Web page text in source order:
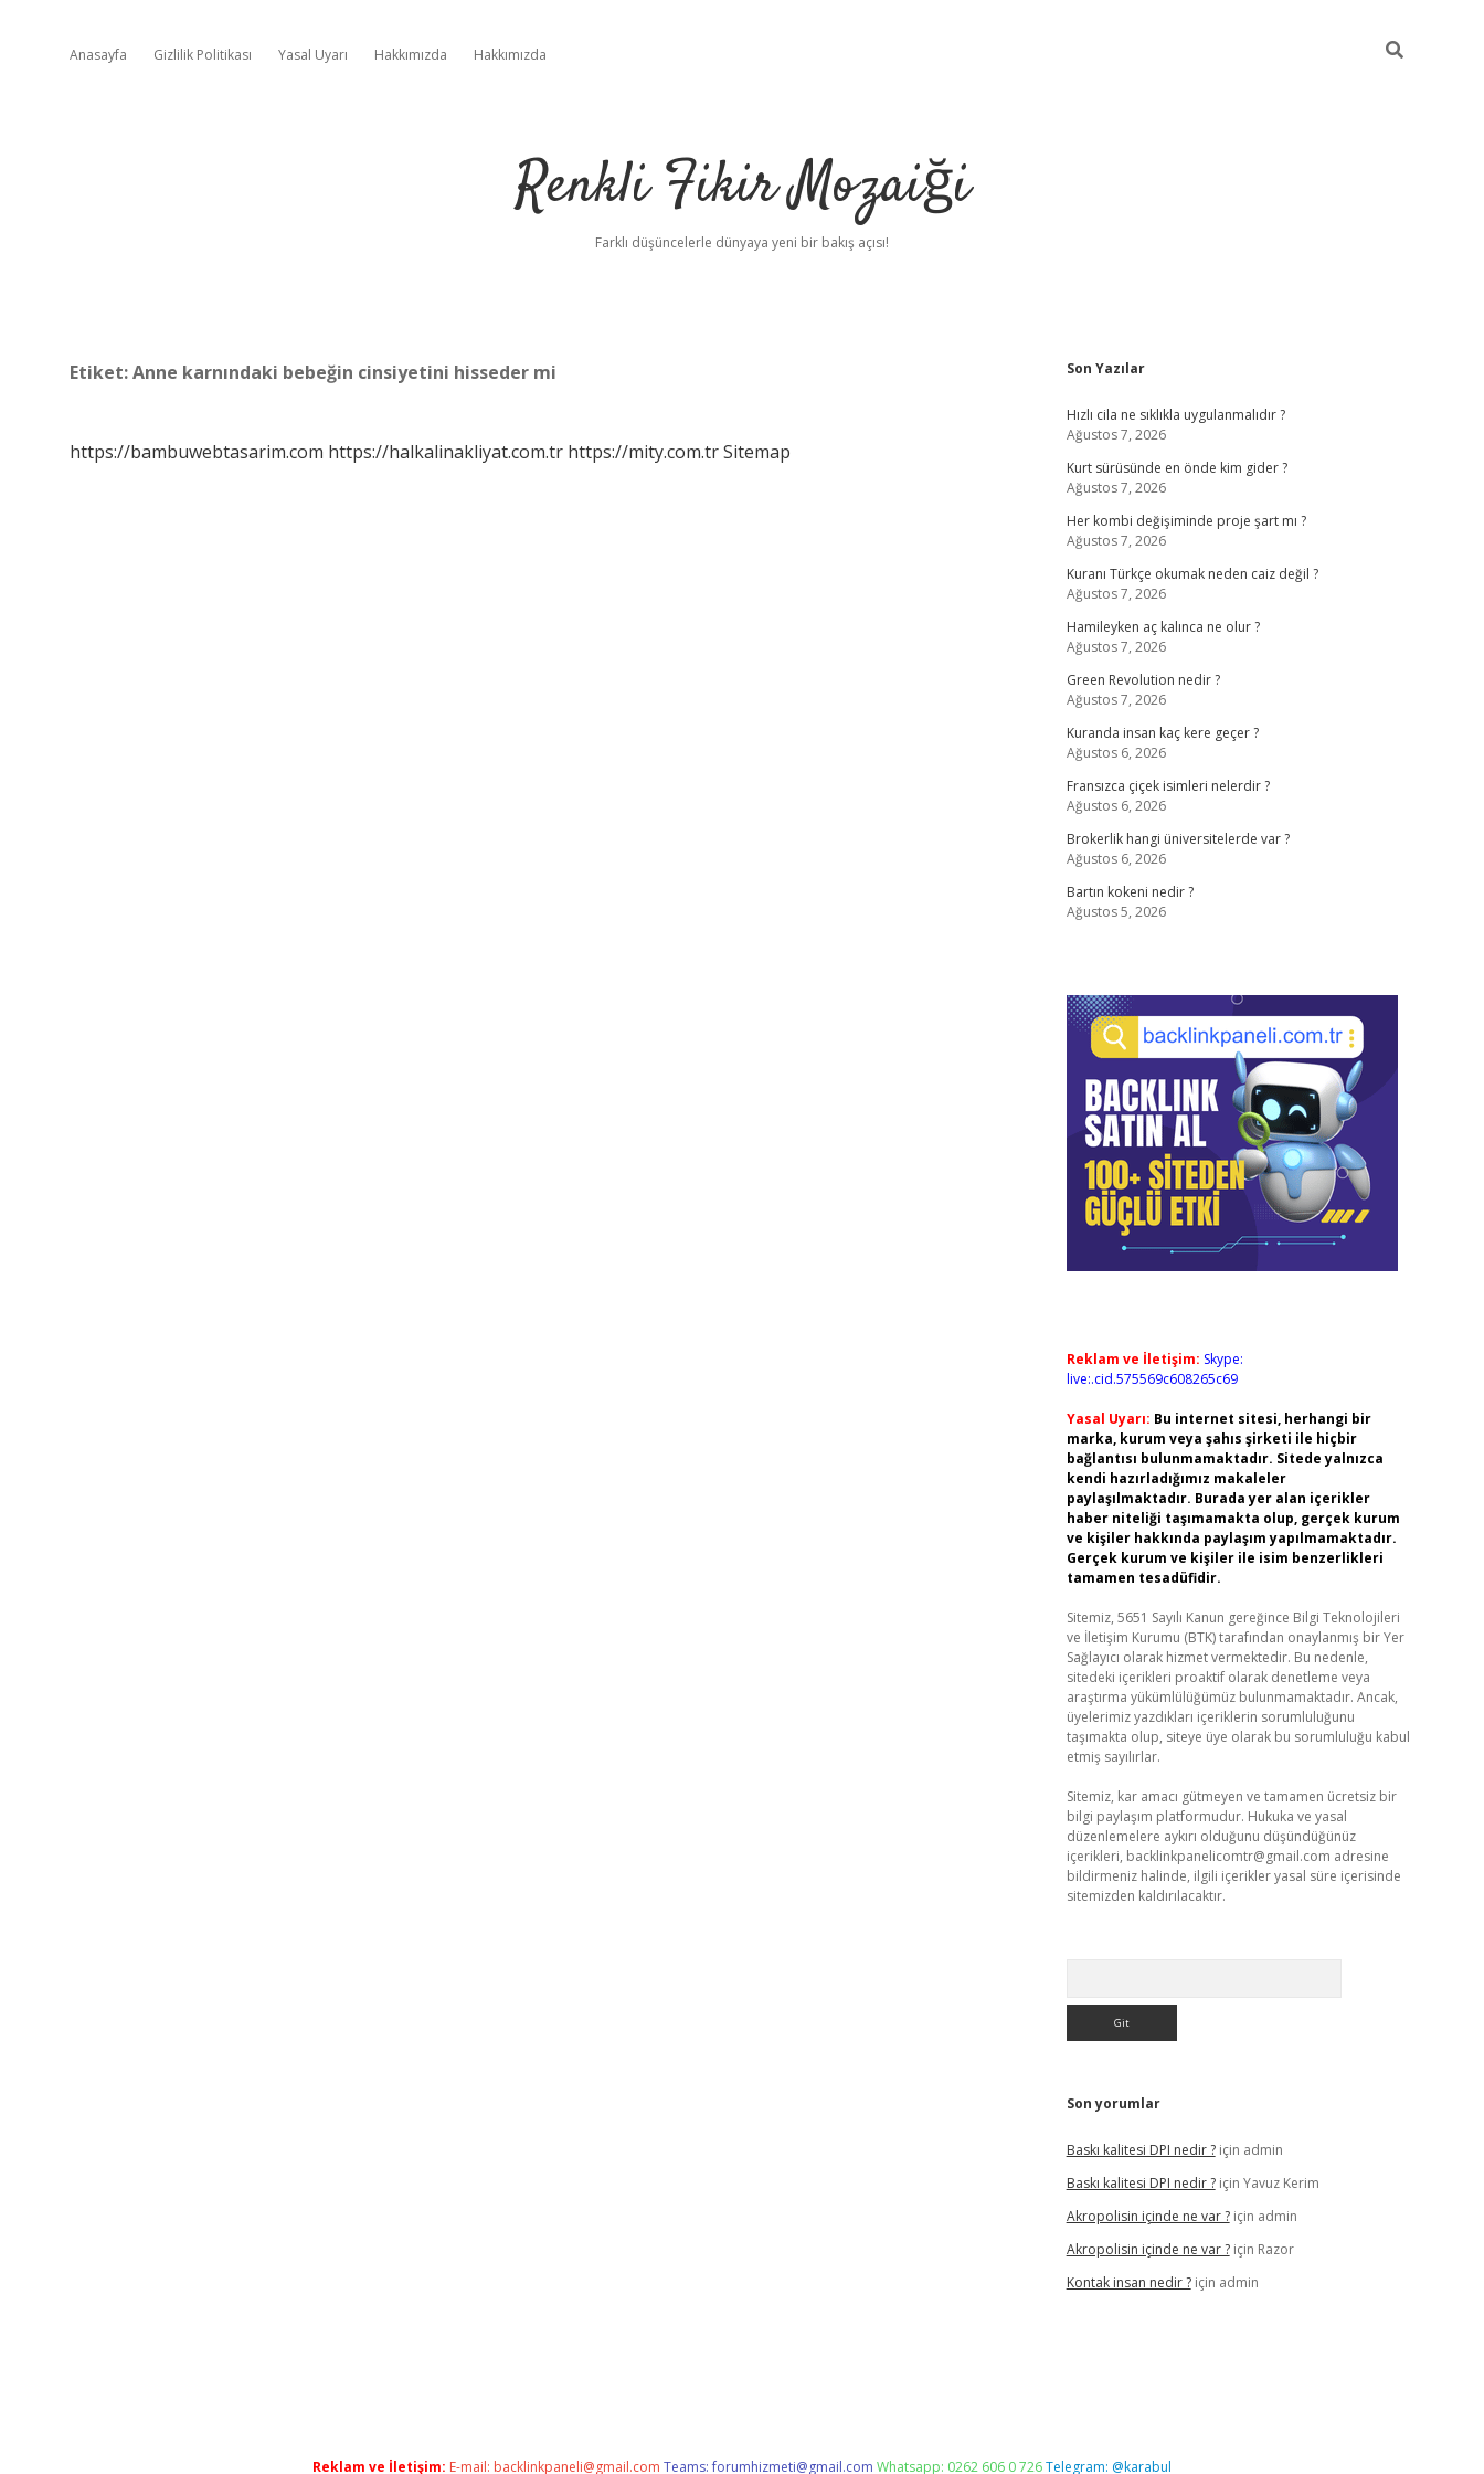
Anasayfa Gizlilik Politikası Yasal Uyarı Hakkımızda Hakkımızda
Renkli Fikir Mozaiği
Farklı düşüncelerle dünyaya yeni bir bakış açısı!
Etiket:Anne karnındaki bebeğin cinsiyetini hisseder mi
https://bambuwebtasarim.com https://halkalinakliyat.com.tr https://mity.com.trSitemap
Sidebar
Son Yazılar
Hızlı cila ne sıklıkla uygulanmalıdır ?
Ağustos 7, 2026
Kurt sürüsünde en önde kim gider ?
Ağustos 7, 2026
Her kombi değişiminde proje şart mı ?
Ağustos 7, 2026
Kuranı Türkçe okumak neden caiz değil ?
Ağustos 7, 2026
Hamileyken aç kalınca ne olur ?
Ağustos 7, 2026
Green Revolution nedir ?
Ağustos 7, 2026
Kuranda insan kaç kere geçer ?
Ağustos 6, 2026
Fransızca çiçek isimleri nelerdir ?
Ağustos 6, 2026
Brokerlik hangi üniversitelerde var ?
Ağustos 6, 2026
Bartın kokeni nedir ?
Ağustos 5, 2026
Reklam ve İletişim: Skype:
live:.cid.575569c608265c69
Yasal Uyarı: Bu internet sitesi, herhangi bir
marka, kurum veya şahıs şirketi ile hiçbir
bağlantısı bulunmamaktadır. Sitede yalnızca
kendi hazırladığımız makaleler
paylaşılmaktadır. Burada yer alan içerikler
haber niteliği taşımamakta olup, gerçek kurum
ve kişiler hakkında paylaşım yapılmamaktadır.
Gerçek kurum ve kişiler ile isim benzerlikleri
tamamen tesadüfidir.
Sitemiz, 5651 Sayılı Kanun gereğince Bilgi Teknolojileri
ve İletişim Kurumu (BTK) tarafından onaylanmış bir Yer
Sağlayıcı olarak hizmet vermektedir. Bu nedenle,
sitedeki içerikleri proaktif olarak denetleme veya
araştırma yükümlülüğümüz bulunmamaktadır. Ancak,
üyelerimiz yazdıkları içeriklerin sorumluluğunu
taşımakta olup, siteye üye olarak bu sorumluluğu kabul
etmiş sayılırlar.
Sitemiz, kar amacı gütmeyen ve tamamen ücretsiz bir
bilgi paylaşım platformudur. Hukuka ve yasal
düzenlemelere aykırı olduğunu düşündüğünüz
içerikleri, backlinkpanelicomtr@gmail.com adresine
bildirmeniz halinde, ilgili içerikler yasal süre içerisinde
sitemizden kaldırılacaktır.
Son yorumlar
Baskı kalitesi DPI nedir ?için admin
Baskı kalitesi DPI nedir ?için Yavuz Kerim
Akropolisin içinde ne var ?için admin
Akropolisin içinde ne var ?için Razor
Kontak insan nedir ?için admin
Reklam ve İletişim: E-mail: backlinkpaneli@gmail.com Teams:forumhizmeti@gmail.com Whatsapp: 0262 606 0 726Telegram: @karabul